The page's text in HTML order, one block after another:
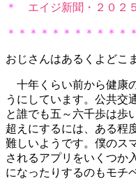
＊ エイジ新聞・２０２
＊＊＊＊＊＊＊＊＊＊＊
おじさんはあるくよどこ
十年くらい前から健康
うにしています。公共交
と誰でも五～ 六千歩は歩
超えにするには、 ある程
難しいようです。 僕のス
されるアプリをいくつか
になったりするのもモチ